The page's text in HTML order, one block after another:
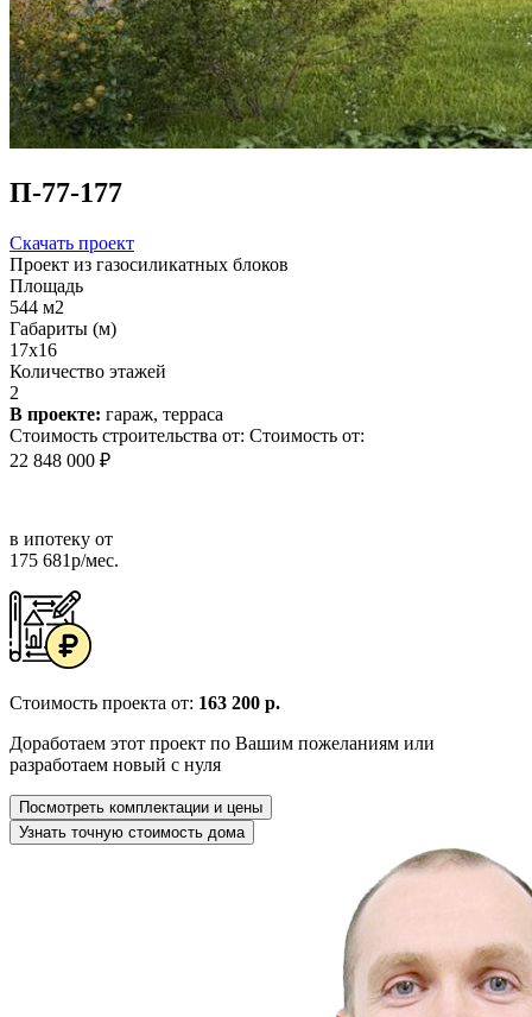
П-77-177
Скачать проект
Проект из газосиликатных блоков
Площадь
544 м2
Габариты (м)
17x16
Количество этажей
2
В проекте: гараж, терраса
Стоимость строительства от: Стоимость от:
22 848 000 ₽
в ипотеку от
175 681р/мес.
Стоимость проекта от: 163 200 р.
Доработаем этот проект по Вашим пожеланиям или
разработаем новый с нуля
Посмотреть комплектации и цены
Узнать точную стоимость дома